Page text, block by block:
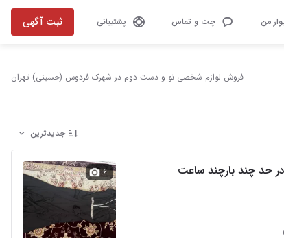
من چت و تماس پشتیبانی ثبت آگهی
فروش لوازم شخصی نو و دست دوم در شهرک فردوس (حسینی) تهران
جدیدترین
حد چند بارچند ساعت ۶